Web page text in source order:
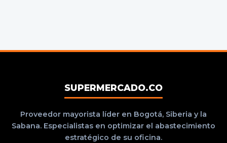
SUPERMERCADO.CO
Proveedor mayorista líder en Bogotá, Siberia y la
Sabana. Especialistas en optimizar el abastecimiento
estratégico de su oficina.